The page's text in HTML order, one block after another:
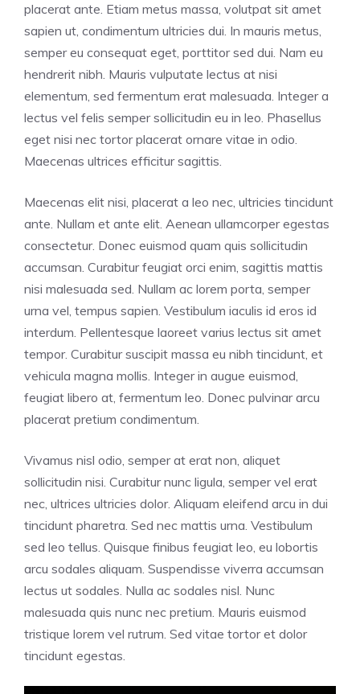
placerat ante. Etiam metus massa, volutpat sit amet
sapien ut, condimentum ultricies dui. In mauris metus,
semper eu consequat eget, porttitor sed dui. Nam eu
hendrerit nibh. Mauris vulputate lectus at nisi
elementum, sed fermentum erat malesuada. Integer a
lectus vel felis semper sollicitudin eu in leo. Phasellus
eget nisi nec tortor placerat ornare vitae in odio.
Maecenas ultrices efficitur sagittis.
Maecenas elit nisi, placerat a leo nec, ultricies tincidunt
ante. Nullam et ante elit. Aenean ullamcorper egestas
consectetur. Donec euismod quam quis sollicitudin
accumsan. Curabitur feugiat orci enim, sagittis mattis
nisi malesuada sed. Nullam ac lorem porta, semper
urna vel, tempus sapien. Vestibulum iaculis id eros id
interdum. Pellentesque laoreet varius lectus sit amet
tempor. Curabitur suscipit massa eu nibh tincidunt, et
vehicula magna mollis. Integer in augue euismod,
feugiat libero at, fermentum leo. Donec pulvinar arcu
placerat pretium condimentum.
Vivamus nisl odio, semper at erat non, aliquet
sollicitudin nisi. Curabitur nunc ligula, semper vel erat
nec, ultrices ultricies dolor. Aliquam eleifend arcu in dui
tincidunt pharetra. Sed nec mattis urna. Vestibulum
sed leo tellus. Quisque finibus feugiat leo, eu lobortis
arcu sodales aliquam. Suspendisse viverra accumsan
lectus ut sodales. Nulla ac sodales nisl. Nunc
malesuada quis nunc nec pretium. Mauris euismod
tristique lorem vel rutrum. Sed vitae tortor et dolor
tincidunt egestas.